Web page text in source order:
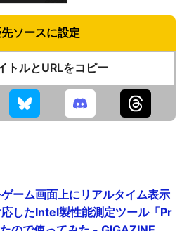
ソースに設定
トルとURLをコピー
ーム画面上にリアルタイム表示
したIntel製性能測定ツール「Pr